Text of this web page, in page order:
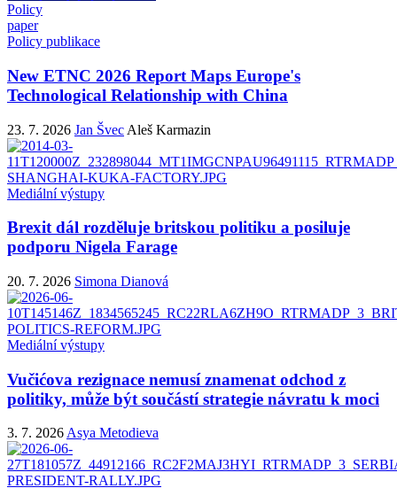
Policy
paper
Policy publikace
New ETNC 2026 Report Maps Europe's
Technological Relationship with China
23. 7. 2026 Jan Švec Aleš Karmazin
Mediální výstupy
Brexit dál rozděluje britskou politiku a posiluje
podporu Nigela Farage
20. 7. 2026 Simona Dianová
Mediální výstupy
Vučićova rezignace nemusí znamenat odchod z
politiky, může být součástí strategie návratu k moci
3. 7. 2026Asya Metodieva